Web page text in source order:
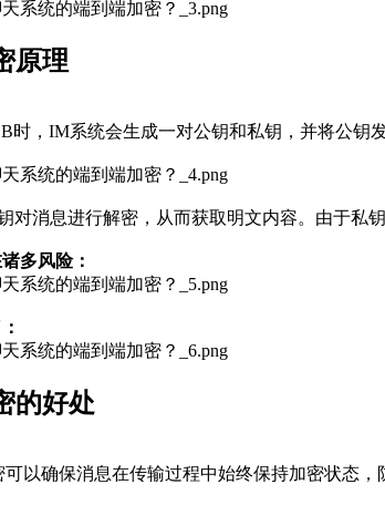
原理
，IM系统会生成一对公钥和私钥，并将公钥
对消息进行解密，从而获取明文内容。由于私
多风险：
的好处
以确保消息在传输过程中始终保持加密状态，